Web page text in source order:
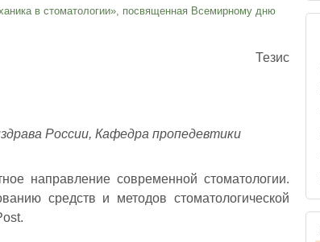
в стоматологии», посвященная Всемирному дню
Тезис
России, Кафедра пропедевтики
направление современной стоматологии.
средств и методов стоматологической